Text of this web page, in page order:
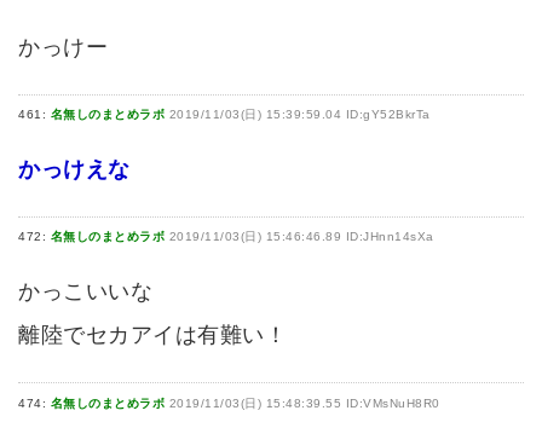
かっけー
461: 名無しのまとめラボ 2019/11/03(日) 15:39:59.04 ID:gY52BkrTa
かっけえな
472: 名無しのまとめラボ 2019/11/03(日) 15:46:46.89 ID:JHnn14sXa
かっこいいな
離陸でセカアイは有難い！
474: 名無しのまとめラボ 2019/11/03(日) 15:48:39.55 ID:VMsNuH8R0